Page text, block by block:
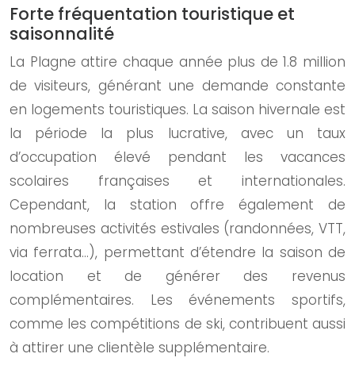
Forte fréquentation touristique et
saisonnalité
La Plagne attire chaque année plus de 1.8 million
de visiteurs, générant une demande constante
en logements touristiques. La saison hivernale est
la période la plus lucrative, avec un taux
d’occupation élevé pendant les vacances
scolaires françaises et internationales.
Cependant, la station offre également de
nombreuses activités estivales (randonnées, VTT,
via ferrata…), permettant d’étendre la saison de
location et de générer des revenus
complémentaires. Les événements sportifs,
comme les compétitions de ski, contribuent aussi
à attirer une clientèle supplémentaire.